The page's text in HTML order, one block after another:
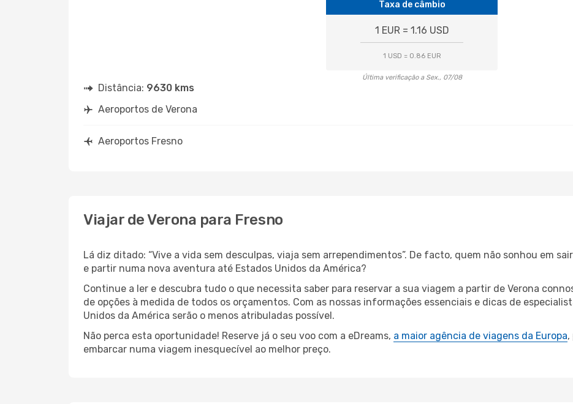
Taxa de câmbio
1 EUR = 1.16 USD
1 USD = 0.86 EUR
Última verificação a Sex., 07/08
Distância: 9630 kms
Aeroportos de Verona
Aeroportos Fresno
Viajar de Verona para Fresno
Lá diz ditado: “Vive a vida sem desculpas, viaja sem arrependimentos”. De facto, quem não sonhou em
e partir numa nova aventura até Estados Unidos da América?
Continue a ler e descubra tudo o que necessita saber para reservar a sua viagem a partir de Verona
de opções à medida de todos os orçamentos. Com as nossas informações essenciais e dicas de
Unidos da América serão o menos atribuladas possível.
Não perca esta oportunidade! Reserve já o seu voo com a eDreams, a maior agência de viagens da Europa,
embarcar numa viagem inesquecível ao melhor preço.